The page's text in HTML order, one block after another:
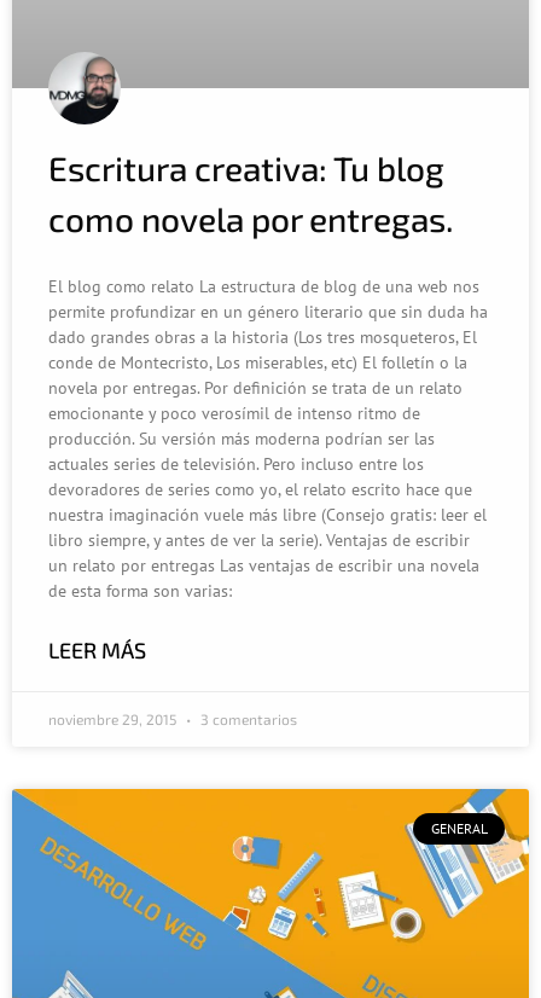
Escritura creativa: Tu blog
como novela por entregas.
El blog como relato La estructura de blog de una web nos
permite profundizar en un género literario que sin duda ha
dado grandes obras a la historia (Los tres mosqueteros, El
conde de Montecristo, Los miserables, etc) El folletín o la
novela por entregas. Por definición se trata de un relato
emocionante y poco verosímil de intenso ritmo de
producción. Su versión más moderna podrían ser las
actuales series de televisión. Pero incluso entre los
devoradores de series como yo, el relato escrito hace que
nuestra imaginación vuele más libre (Consejo gratis: leer el
libro siempre, y antes de ver la serie). Ventajas de escribir
un relato por entregas Las ventajas de escribir una novela
de esta forma son varias:
LEER MÁS
noviembre 29, 2015 3 comentarios
GENERAL